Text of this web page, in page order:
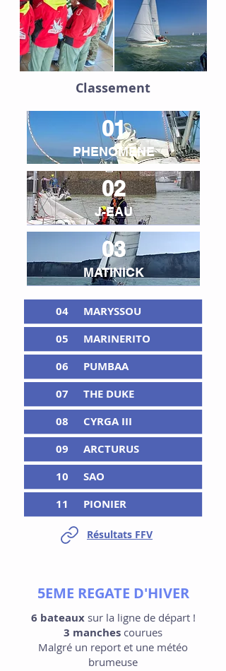
Classement
01
PHENOMENE
02
J-EAU
03
MATINICK
04
MARYSSOU
05
MARINERITO
06
PUMBAA
07
THE DUKE
08
CYRGA III
09
ARCTURUS
10
SAO
11
PIONIER
Résultats FFV
5EME REGATE D'HIVER
6 bateauxsur la ligne de départ !
3 manches courues
Malgré un report et une météo
brumeuse